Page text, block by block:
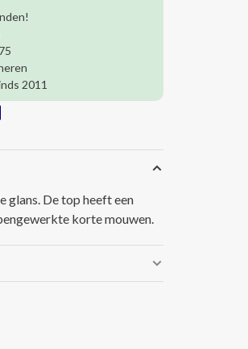
2011
glans. De top heeft een
korte mouwen.